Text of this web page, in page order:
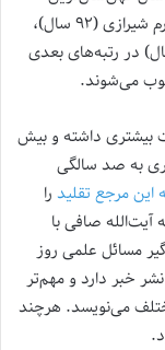
مرجع تقلید شیعه است و حضرات آیات عظام مکارم شیرازی (۹۲ سال)،
(۹۱ سال) و سیستانی (حدود ۸۹ سال) در رتبه‌های بعدی
می‌شوند.
بیشتری داشته و بیش
به صد سالگی
این مرجع تقلید را
آیت‌الله صافی با
مسائل علمی روز
خبر دارد و مهم‌تر
می‌نویسد. هرچند